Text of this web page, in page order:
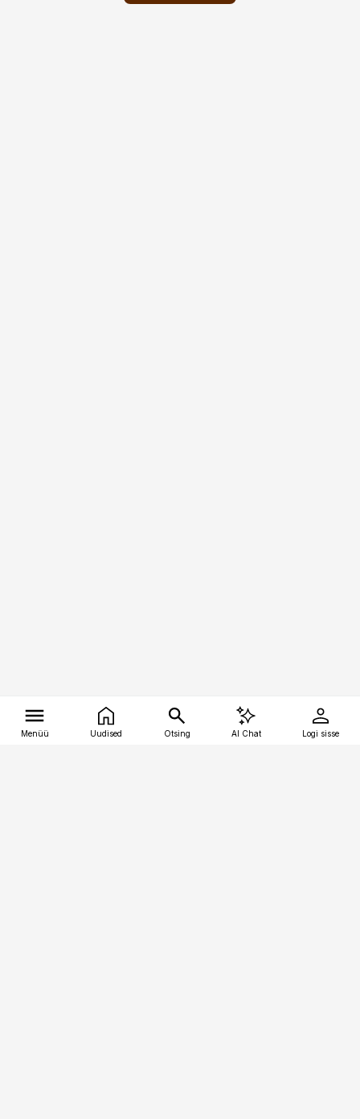
Menüü Uudised Otsing AI Chat Logi sisse